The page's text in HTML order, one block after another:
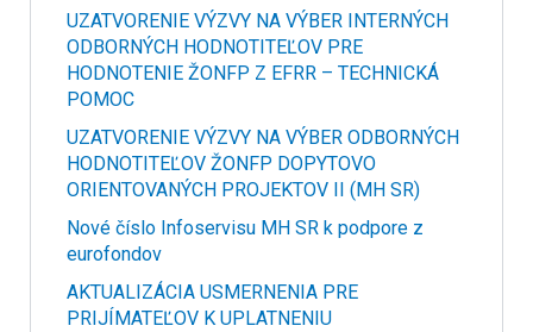
UZATVORENIE VÝZVY NA VÝBER INTERNÝCH
ODBORNÝCH HODNOTITEĽOV PRE
HODNOTENIE ŽONFP Z EFRR – TECHNICKÁ
POMOC
UZATVORENIE VÝZVY NA VÝBER ODBORNÝCH
HODNOTITEĽOV ŽONFP DOPYTOVO
ORIENTOVANÝCH PROJEKTOV II (MH SR)
Nové číslo Infoservisu MH SR k podpore z
eurofondov
AKTUALIZÁCIA USMERNENIA PRE
PRIJÍMATEĽOV K UPLATNENIU